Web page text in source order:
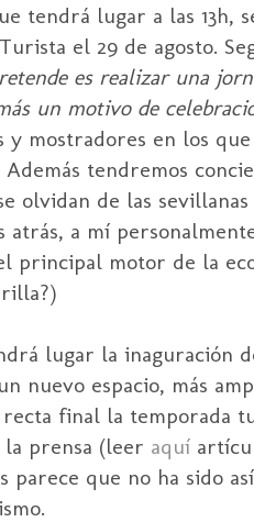
tendrá lugar a las
el 29 de agosto.
es realizar una
un motivo de
y mostradores en los
Además tendremos
olvidan de las
atrás, a mí
principal motor de la
lugar la inaguración
nuevo espacio, más
final la temporada
la prensa (leer aquí
parece que no ha sido